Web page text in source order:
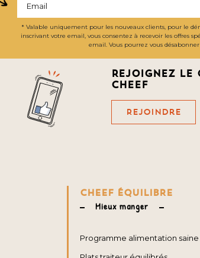
* Valable uniquement pour les nouveaux clients, pour le
inscrivant votre email, vous consentez à recevoir les offres
email. Vous pourrez vous
Rejoignez le
cheef
Rejoindre
CHEEF ÉQUILIBRE
Mieux manger
Programme alimentation saine